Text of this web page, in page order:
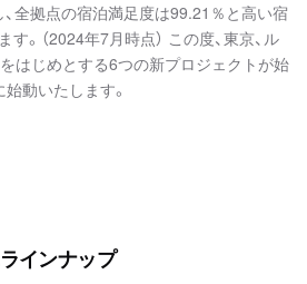
全拠点の宿泊満足度は99.21％と高い宿
。（2024年7月時点） この度、東京、ル
はじめとする6つの新プロジェクトが始
動いたします。
known as Twitter
インナップ